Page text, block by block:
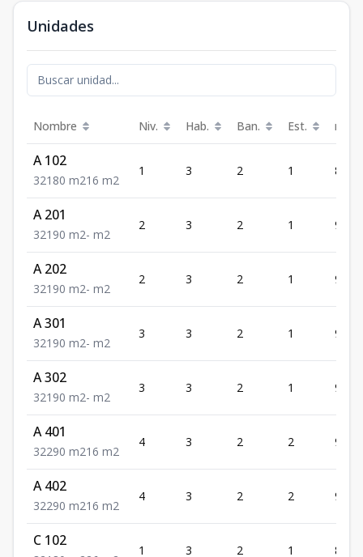
Unidades
Nombre Niv. Hab. Ban. Est. m²
A 102
321 80 m216 m2
1 3 2 1 80
A 201
321 90 m2- m2
2 3 2 1 90
A 202
321 90 m2- m2
2 3 2 1 90
A 301
321 90 m2- m2
3 3 2 1 90
A 302
321 90 m2- m2
3 3 2 1 90
A 401
32290 m216 m2
4 3 2 2 90
A 402
32290 m216 m2
4 3 2 2 90
C 102
1 3 2 1 80